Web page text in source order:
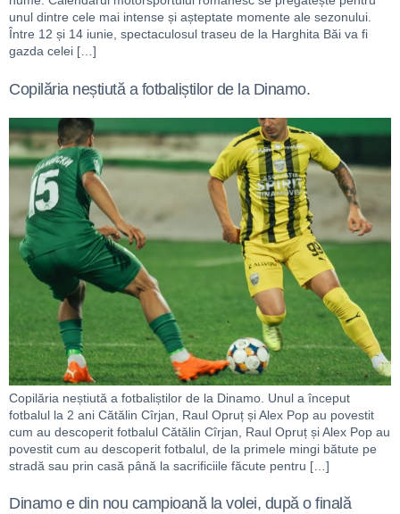
unul dintre cele mai intense și așteptate momente ale sezonului.
Între 12 și 14 iunie, spectaculosul traseu de la Harghita Băi va fi
gazda celei […]
Copilăria neștiută a fotbaliștilor de la Dinamo.
Copilăria neștiută a fotbaliștilor de la Dinamo. Unul a început
fotbalul la 2 ani Cătălin Cîrjan, Raul Opruț și Alex Pop au povestit
cum au descoperit fotbalul Cătălin Cîrjan, Raul Opruț și Alex Pop au
povestit cum au descoperit fotbalul, de la primele mingi bătute pe
stradă sau prin casă până la sacrificiile făcute pentru […]
Dinamo e din nou campioană la volei, după o finală